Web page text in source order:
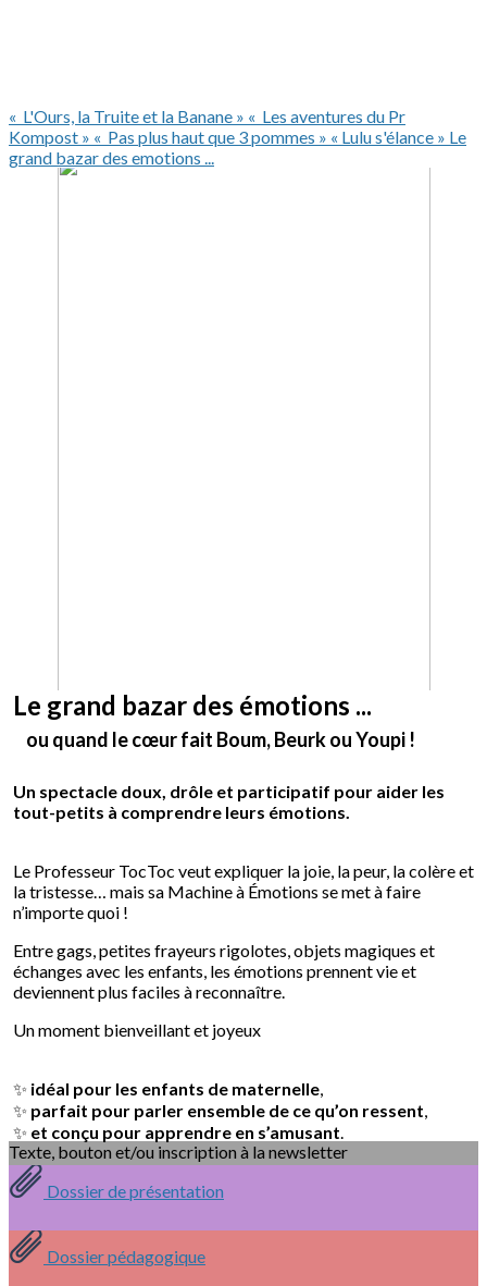
Texte, bouton et/ou inscription à la newsletter
Cliquez pour éditer
Je m'abonne à la newsletter
« L'Ours, la Truite et la Banane » « Les aventures du Pr
Kompost » « Pas plus haut que 3 pommes » « Lulu s'élance » Le
grand bazar des emotions ...
Le grand bazar des émotions ...
ou quand le cœur fait Boum, Beurk ou Youpi !
Un spectacle doux, drôle et participatif pour aider les
tout-petits à comprendre leurs émotions.
Le Professeur TocToc veut expliquer la joie, la peur, la colère et
la tristesse… mais sa Machine à Émotions se met à faire
n’importe quoi !
Entre gags, petites frayeurs rigolotes, objets magiques et
échanges avec les enfants, les émotions prennent vie et
deviennent plus faciles à reconnaître.
Un moment bienveillant et joyeux
✨ idéal pour les enfants de maternelle,
✨ parfait pour parler ensemble de ce qu’on ressent,
✨ et conçu pour apprendre en s’amusant.
Dossier de présentation
Dossier pédagogique